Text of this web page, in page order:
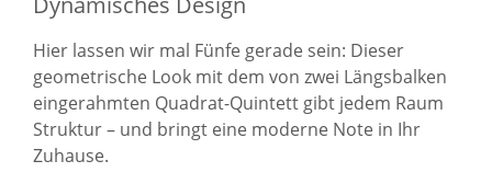
Hier lassen wir mal Fünfe gerade sein: Dieser
geometrische Look mit dem von zwei Längsbalken
eingerahmten Quadrat-Quintett gibt jedem Raum
Struktur – und bringt eine moderne Note in Ihr
Zuhause.